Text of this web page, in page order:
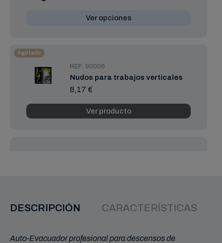
Ver opciones
REF: 90006
Nudos para trabajos verticales
8,17 €
Agotado
Ver producto
DESCRIPCIÓN CARACTERÍSTICAS
Auto-Evacuador profesional para descensos de